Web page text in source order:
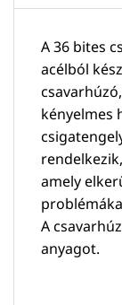
A 36 bites
acélból
kényelmes
amely
A
anyagot.